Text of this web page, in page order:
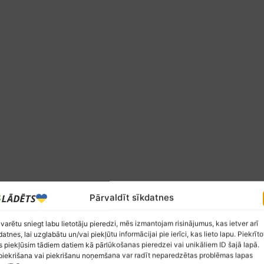
Pārvaldīt sīkdatnes
sniegt labu lietotāju pieredzi, mēs izmantojam risinājumus, kas ietver arī
lai uzglabātu un/vai piekļūtu informācijai pie ierīci, kas lieto lapu.
piekļūsim tādiem datiem kā pārlūkošanas pieredzei vai unikāliem ID šajā lapā.
vai piekrišanu noņemšana var radīt neparedzētas problēmas lapas